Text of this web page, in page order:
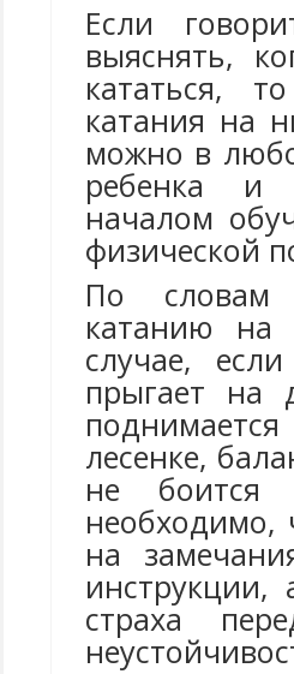
Если
выяснять,
кататься,
катания на
можно в
ребенка и
началом
физической
По словам
катанию на
случае,
прыгает на
лесенке,
не боится
необходимо,
на
страха